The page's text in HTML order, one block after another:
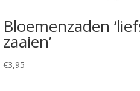
Bloemenzaden
zaaien’
€3,95